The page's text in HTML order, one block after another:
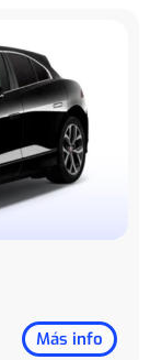
Más info